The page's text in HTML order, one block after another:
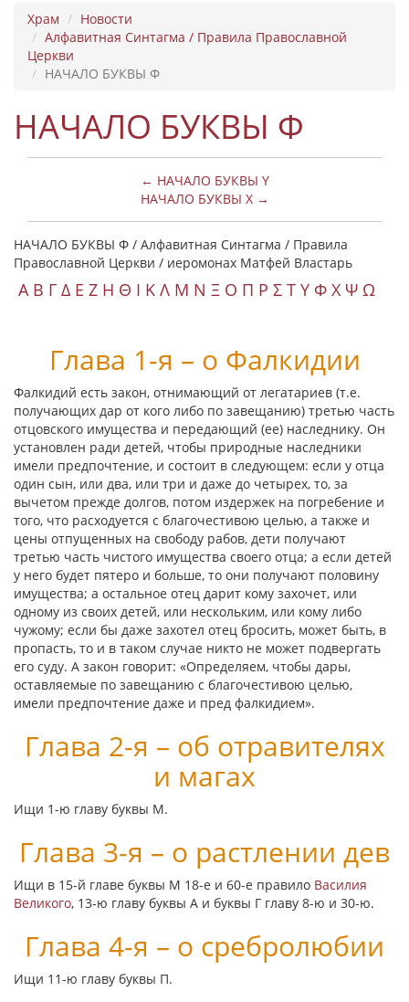
Храм
Новости
Алфавитная Синтагма / Правила Православной
Церкви
НАЧАЛО БУКВЫ Φ
НАЧАЛО БУКВЫ Φ
← НАЧАЛО БУКВЫ Y
НАЧАЛО БУКВЫ Χ →
НАЧАЛО БУКВЫ Φ / Алфавитная Синтагма / Правила
Православной Церкви / иеромонах Матфей Властарь
Α Β Γ Δ Ε Ζ Η Θ Ι Κ Λ Μ Ν Ξ Ο Π Ρ Σ Τ Y Φ Χ Ψ Ω
Глава 1-я – о Фалкидии
Фалкидий есть закон, отнимающий от легатариев (т.е.
получающих дар от кого либо по завещанию) третью часть
отцовского имущества и передающий (ее) наследнику. Он
установлен ради детей, чтобы природные наследники
имели предпочтение, и состоит в следующем: если у отца
один сын, или два, или три и даже до четырех, то, за
вычетом прежде долгов, потом издержек на погребение и
того, что расходуется с благочестивою целью, а также и
цены отпущенных на свободу рабов, дети получают
третью часть чистого имущества своего отца; а если детей
у него будет пятеро и больше, то они получают половину
имущества; а остальное отец дарит кому захочет, или
одному из своих детей, или нескольким, или кому либо
чужому; если бы даже захотел отец бросить, может быть, в
пропасть, то и в таком случае никто не может подвергать
его суду. А закон говорит: «Определяем, чтобы дары,
оставляемые по завещанию с благочестивою целью,
имели предпочтение даже и пред фалкидием».
Глава 2-я – об отравителях
и магах
Ищи 1-ю главу буквы Μ.
Глава 3-я – о растлении дев
Ищи в 15-й главе буквы Μ 18-е и 60-е правило Василия
Великого, 13-ю главу буквы Α и буквы Γ главу 8-ю и 30-ю.
Глава 4-я – о сребролюбии
Ищи 11-ю главу буквы Π.